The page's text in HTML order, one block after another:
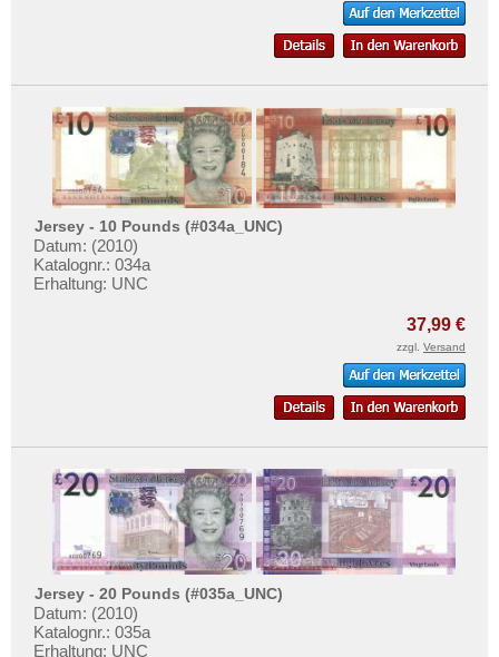
Jersey - 10 Pounds (#034a_UNC)
Datum: (2010)
Katalognr.: 034a
Erhaltung: UNC
37,99 €
zzgl. Versand
Jersey - 20 Pounds (#035a_UNC)
Datum: (2010)
Katalognr.: 035a
Erhaltung: UNC